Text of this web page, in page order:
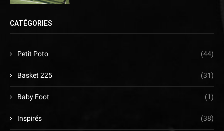
CATÉGORIES
Petit Poto (44)
Basket 225 (31)
Baby Foot (1)
Inspirés (38)